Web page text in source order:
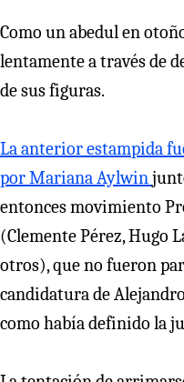
Como un abedul en
lentamente a través de
de sus figuras.
La anterior estampida
por Mariana Aylwin
entonces movimiento
(Clemente Pérez, Hugo
otros), que no fueron
candidatura de
como había definido la